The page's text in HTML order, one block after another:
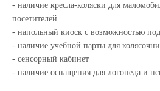
- наличие кресла-коляски для
посетителей
- напольный киоск с возможностью
- наличие учебной парты для
- сенсорный кабинет
- наличие оснащения для логопеда и